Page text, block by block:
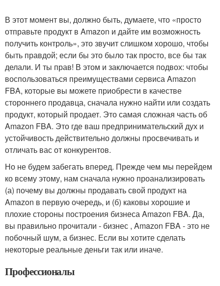
В этот момент вы, должно быть, думаете, что «просто
отправьте продукт в Amazon и дайте им возможность
получить контроль», это звучит слишком хорошо, чтобы
быть правдой; если бы это было так просто, все бы так
делали. И ты прав! В этом и заключается подвох: чтобы
воспользоваться преимуществами сервиса Amazon
FBA, которые вы можете приобрести в качестве
стороннего продавца, сначала нужно найти или создать
продукт, который продает. Это самая сложная часть об
Amazon FBA. Это где ваш предпринимательский дух и
устойчивость действительно должны просвечивать и
отличать вас от конкурентов.
Но не будем забегать вперед. Прежде чем мы перейдем
ко всему этому, нам сначала нужно проанализировать
(а) почему вы должны продавать свой продукт на
Amazon в первую очередь, и (б) каковы хорошие и
плохие стороны построения бизнеса Amazon FBA. Да,
вы правильно прочитали - бизнес , Amazon FBA - это не
побочный шум, а бизнес. Если вы хотите сделать
некоторые реальные деньги так или иначе.
Профессионалы